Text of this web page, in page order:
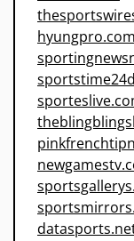
hyungpro.com